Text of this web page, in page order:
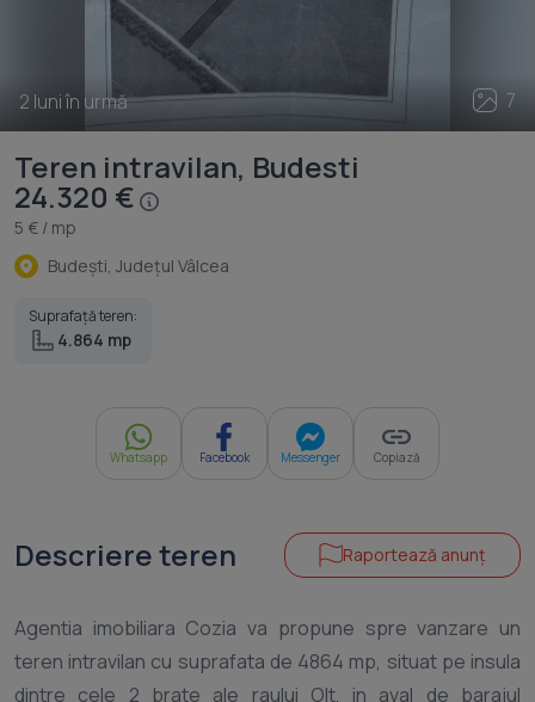
2 luni în urmă 7
Teren intravilan, Budesti
24.320 €
5 € / mp
Budeşti, Judeţul Vâlcea
Suprafață teren:
4.864 mp
Whatsapp Facebook Messenger Copiază
Descriere teren Raportează anunț
Agentia imobiliara Cozia va propune spre vanzare un
teren intravilan cu suprafata de 4864 mp, situat pe insula
dintre cele 2 brate ale raului Olt, in aval de barajul